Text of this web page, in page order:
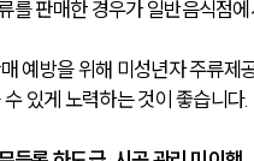
를 판매한 경우가 일반음식점
예방을 위해 미성년자 주류제
있게 노력하는 것이 좋습니다.